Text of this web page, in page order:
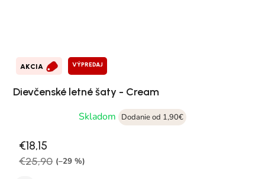
AKCIA VÝPREDAJ
Dievčenské letné šaty - Cream
Skladom
Dodanie od 1,90€
€18,15
€25,90 (–29 %)